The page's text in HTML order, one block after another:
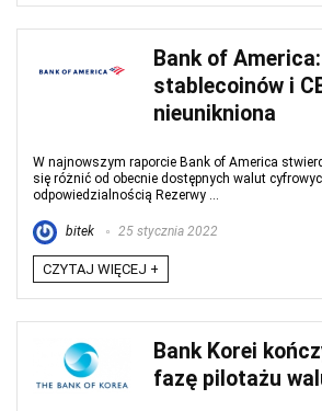
Bank of
stablecoinów i
nieunikniona
W najnowszym raporcie Bank of America
się różnić od obecnie dostępnych walut
odpowiedzialnością Rezerwy ...
bitek 25 stycznia 2022
CZYTAJ WIĘCEJ +
Bank Korei
fazę pilotażu